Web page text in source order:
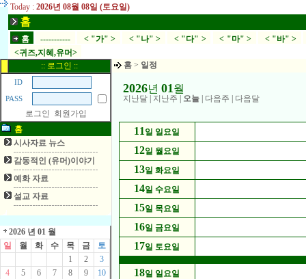
Today : 2026년 08월 08일 (토요일)
홈
홈 ----------- < "가" > < "나" > < "다" > < "마" > < "바" >
<귀즈,지혜,유머>
:: 로그인 ::
ID
PASS
로그인
회원가입
홈
시사자료 뉴스
감동적인 (유머)이야기
예화 자료
설교 자료
2026 년 01 월
일
월 화 수 목 금
토
1
2
3
4
5 6 7 8 9
10
홈 > 일정
2026년 01월
지난달 지난주 오늘 다음주 다음달
11 일 일요일
12일 월요일
13일 화요일
14일 수요일
15일 목요일
16일 금요일
17일 토요일
18일 일요일